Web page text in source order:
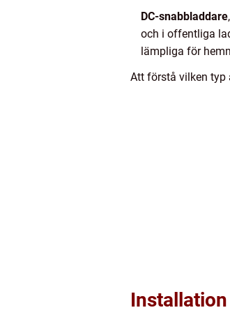
DC-snabbladdare
och i offentliga
lämpliga för
Att förstå vilken typ
Installation